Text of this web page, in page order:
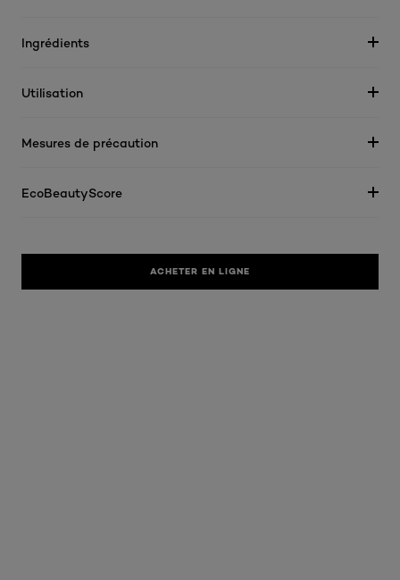
Ingrédients
Utilisation
Mesures de précaution
EcoBeautyScore
ACHETER EN LIGNE